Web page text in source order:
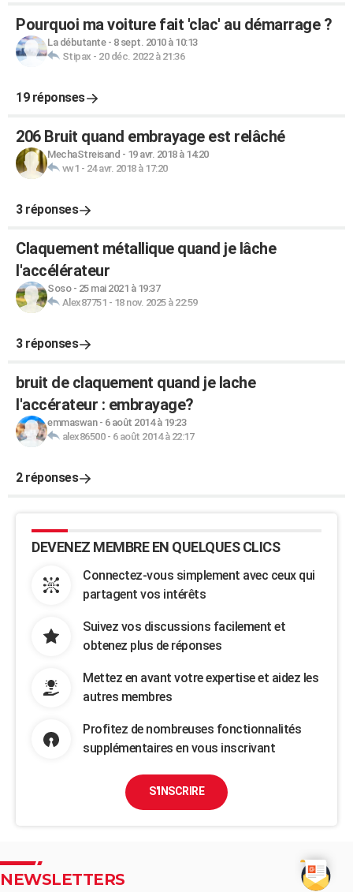
Pourquoi ma voiture fait 'clac' au démarrage ?
La débutante- 8 sept. 2010 à 10:13
Stipax - 20 déc. 2022 à 21:36
19 réponses
206 Bruit quand embrayage est relâché
MechaStreisand - 19 avr. 2018 à 14:20
vw1 - 24 avr. 2018 à 17:20
3 réponses
Claquement métallique quand je lâche
l'accélérateur
Soso- 25 mai 2021 à 19:37
Alex87751 - 18 nov. 2025 à 22:59
3 réponses
bruit de claquement quand je lache
l'accérateur : embrayage?
emmaswan- 6 août 2014 à 19:23
alex86500- 6 août 2014 à 22:17
2 réponses
DEVENEZ MEMBRE EN QUELQUES CLICS
Connectez-vous simplement avec ceux qui
partagent vos intérêts
Suivez vos discussions facilement et
obtenez plus de réponses
Mettez en avant votre expertise et aidez les
autres membres
Profitez de nombreuses fonctionnalités
supplémentaires en vous inscrivant
S'INSCRIRE
NEWSLETTERS